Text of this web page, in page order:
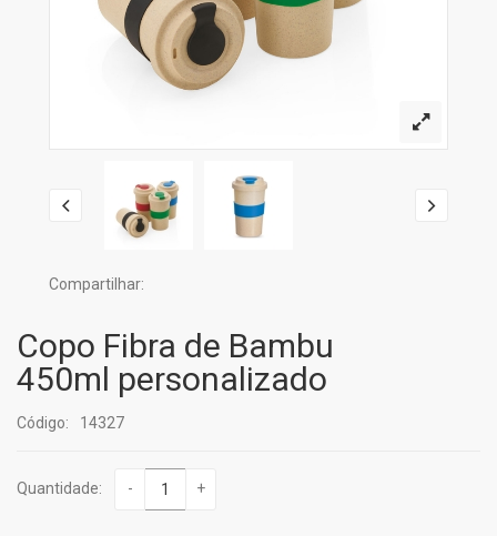
Compartilhar:
Copo Fibra de Bambu
450ml personalizado
Código: 14327
Quantidade: - +